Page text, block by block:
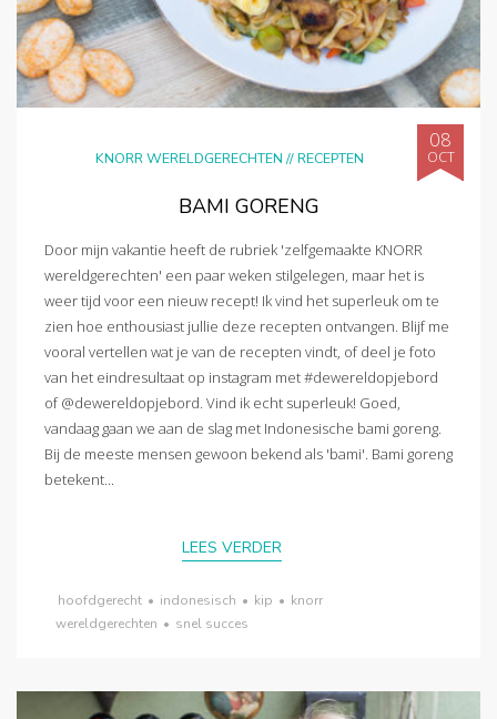
KNORR WERELDGERECHTEN //RECEPTEN
08
OCT
BAMI GORENG
Door mijn vakantie heeft de rubriek 'zelfgemaakte KNORR
wereldgerechten' een paar weken stilgelegen, maar het is
weer tijd voor een nieuw recept! Ik vind het superleuk om te
zien hoe enthousiast jullie deze recepten ontvangen. Blijf me
vooral vertellen wat je van de recepten vindt, of deel je foto
van het eindresultaat op instagram met #dewereldopjebord
of @dewereldopjebord. Vind ik echt superleuk! Goed,
vandaag gaan we aan de slag met Indonesische bami goreng.
Bij de meeste mensen gewoon bekend als 'bami'. Bami goreng
betekent...
LEES VERDER
hoofdgerecht • indonesisch • kip • knorr
wereldgerechten • snel succes